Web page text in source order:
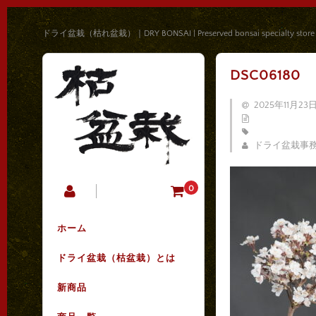
ドライ盆栽（枯れ盆栽）｜DRY BONSAI | Preserved bonsai specialty store
0
ホーム
ドライ盆栽（枯盆栽）とは
新商品
DSC06180
2025年11月23
ドライ盆栽事